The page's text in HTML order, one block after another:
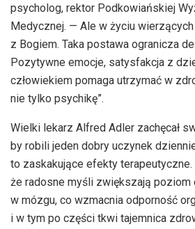
psycholog, rektor Podkowiańskiej
Medycznej. — Ale w życiu
z Bogiem. Taka postawa ogranicza
Pozytywne emocje, satysfakcja z
człowiekiem pomaga utrzymać w
nie tylko psychikę”.
Wielki lekarz Alfred Adler zachęcał
by robili jeden dobry uczynek
to zaskakujące efekty terapeutyczne.
że radosne myśli zwiększają poziom
w mózgu, co wzmacnia odporność
i w tym po części tkwi tajemnica